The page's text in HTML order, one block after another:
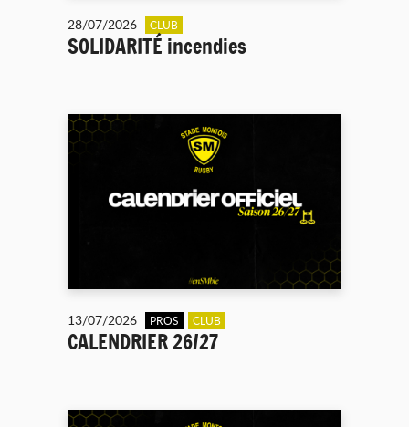
28/07/2026 CLUB
SOLIDARITÉ incendies
13/07/2026 PROS CLUB
CALENDRIER 26/27